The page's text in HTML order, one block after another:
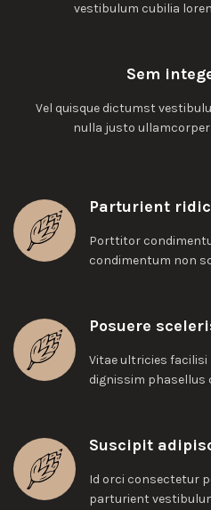
vestibulum cubilia
Sem
Vel quisque dictumst
nulla justo
Parturient
Porttitor
condimentum non
Posuere
Vitae ultricies
dignissim phasellus
Suscipit
Id orci consectetur
parturient